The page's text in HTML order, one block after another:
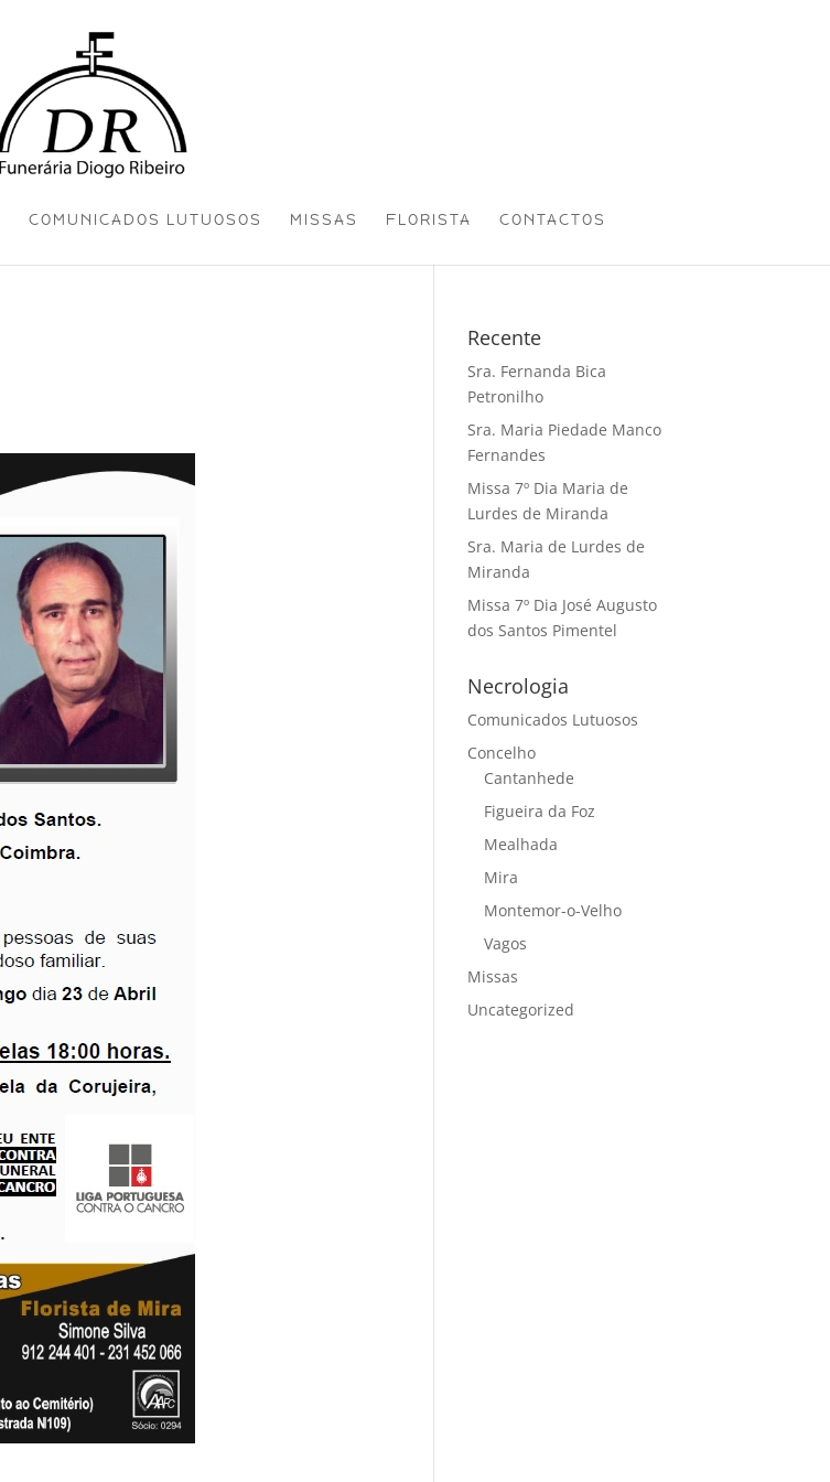
COMUNICADOS LUTUOSOS MISSAS FLORISTA CONTACTOS
Recente
Sra. Fernanda Bica
Petronilho
Sra. Maria Piedade Manco
Fernandes
Missa 7º Dia Maria de
Lurdes de Miranda
Sra. Maria de Lurdes de
Miranda
Missa 7º Dia José Augusto
dos Santos Pimentel
Necrologia
Comunicados Lutuosos
Concelho
Cantanhede
Figueira da Foz
Mealhada
Mira
Montemor-o-Velho
Vagos
Missas
Uncategorized